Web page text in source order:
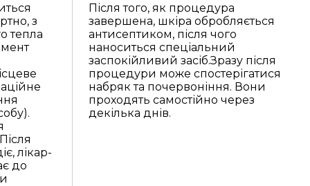
з
тепла
лікар-
до
Після того, як процедура
завершена, шкіра обробляється
антисептиком, після чого
наноситься спеціальний
заспокійливий засіб.Зразу після
процедури може спостерігатися
набряк та почервоніння. Вони
проходять самостійно через
декілька днів.